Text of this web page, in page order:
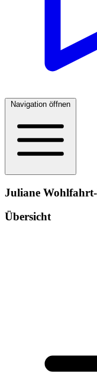
Navigation öffnen
Juliane
Übersicht